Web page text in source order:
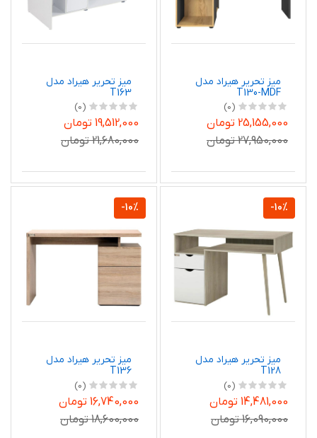
میز تحریر هیراد مدل
T130-MDF
(0)
25,155,000 تومان
27,950,000 تومان
میز تحریر هیراد مدل
T163
(0)
19,512,000 تومان
21,680,000 تومان
-10%
میز تحریر هیراد مدل
T128
(0)
14,481,000 تومان
16,090,000 تومان
-10%
میز تحریر هیراد مدل
T136
(0)
16,740,000 تومان
18,600,000 تومان